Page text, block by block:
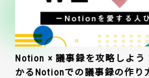
Notion × 議事録を攻略しよう
かるNotionでの議事録の作り